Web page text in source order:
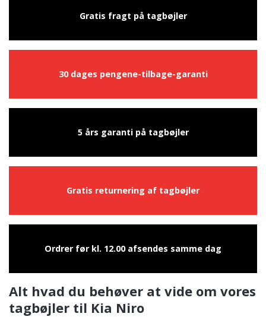
Gratis fragt på tagbøjler
30 dages pengene-tilbage-garanti
5 års garanti på tagbøjler
Gratis returnering af tagbøjler
Ordrer før kl. 12.00 afsendes samme dag
Alt hvad du behøver at vide om vores
tagbøjler til Kia Niro